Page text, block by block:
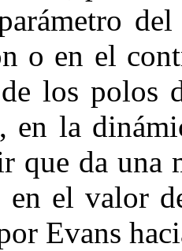
o en el
los polos
en la
que da una
en el valor
Evans